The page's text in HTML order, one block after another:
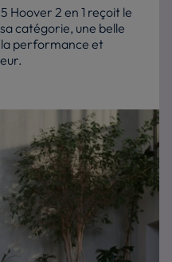
Hoover 2 en 1 reçoit le
catégorie, une belle
la performance et